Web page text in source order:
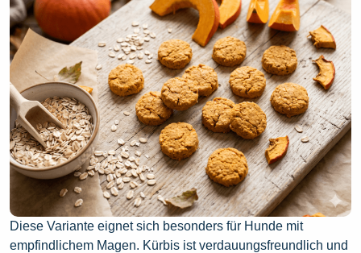
Diese Variante eignet sich besonders für Hunde mit
empfindlichem Magen. Kürbis ist verdauungsfreundlich und